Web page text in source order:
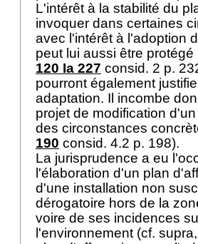
L'intérêt à la stabilité du
invoquer dans certaines
avec l'intérêt à l'adoption
peut lui aussi être
120 Ia 227 consid. 2 p.
pourront également
adaptation. Il incombe
projet de modification
des circonstances
190 consid. 4.2 p. 198).
La jurisprudence a eu
l'élaboration d'un plan
d'une installation non
dérogatoire hors de la
voire de ses incidences
l'environnement (cf.